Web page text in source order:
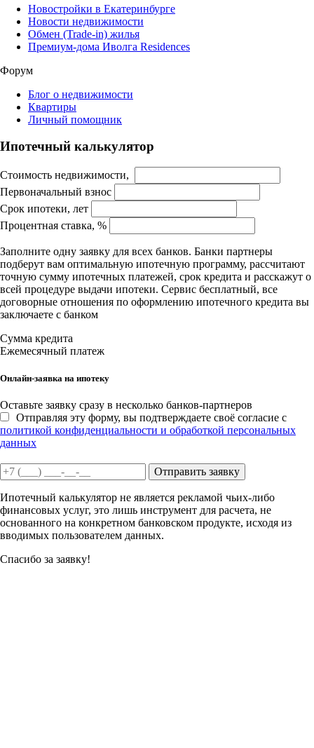
Новостройки в Екатеринбурге
Новости недвижимости
Обмен (Trade-in) жилья
Премиум-дома Иволга Residences
Форум
Блог о недвижимости
Квартиры
Личный помощник
Ипотечный калькулятор
Стоимость недвижимости,
Первоначальный взнос
Срок ипотеки, лет
Процентная ставка, %
Заполните одну заявку для всех банков. Банки партнеры
подберут вам оптимальную ипотечную программу, рассчитают
точную сумму ипотечных платежей, срок кредита и расскажут о
всей процедуре выдачи ипотеки. Сервис бесплатный, все
договорные отношения по оформлению ипотечного кредита вы
заключаете с банком
Сумма кредита
Ежемесячный платеж
Онлайн-заявка на ипотеку
Оставьте заявку сразу в несколько банков-партнеров
Отправляя эту форму, вы подтверждаете своё согласие с
политикой конфиденциальности и обработкой персональных
данных
Отправить заявку
Ипотечный калькулятор не является рекламой чьих-либо
финансовых услуг, это лишь инструмент для расчета, не
основанного на конкретном банковском продукте, исходя из
вводимых пользователем данных.
Спасибо за заявку!